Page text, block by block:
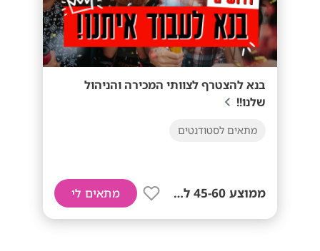
בנא להצטרף לצוותי המכירה והניהול
שלנו!!
מתאים לסטודנטים
ממוצע 45-60 לשעה! מתאים לי